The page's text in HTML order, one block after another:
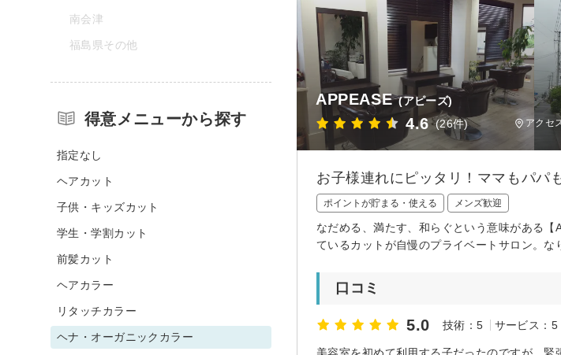
APPEASE (アピーズ)
4.6 (26件) アクセ
お子様連れにピッタリ！ママもパパ
ポイントが貯まる・使える メンズ歓迎
なだめる、満たす、和らぐという意味がある
ているカットが自慢のプライベートサロン。な
口コミ
5.0 技術：5 サービス：5
南会津
福島県その他
得意メニューから探す
指定なし
ヘアカット
子供・キッズカット
学生・学割カット
前髪カット
ヘアカラー
リタッチカラー
ヘナ・オーガニックカラー